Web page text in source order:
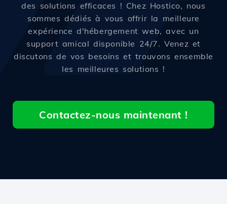
des solutions efficaces ! Chez Hostico, nous
sommes dédiés à vous offrir la meilleure
expérience d'hébergement web, avec un
support amical disponible 24/7. Venez et
discutons de vos besoins et trouvons ensemble
les meilleures solutions !
Contactez-nous maintenant !